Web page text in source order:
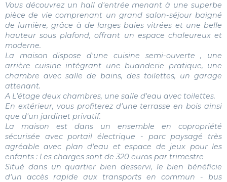
Vous découvrez un hall d'entrée menant à une superbe
pièce de vie comprenant un grand salon-séjour baigné
de lumière, grâce à de larges baies vitrées et une belle
hauteur sous plafond, offrant un espace chaleureux et
moderne.
La maison dispose d'une cuisine semi-ouverte , une
arrière cuisine intégrant une buanderie pratique, une
chambre avec salle de bains, des toilettes, un garage
attenant.
A L'étage deux chambres, une salle d'eau avec toilettes.
En extérieur, vous profiterez d'une terrasse en bois ainsi
que d'un jardinet privatif.
La maison est dans un ensemble en copropriété
sécurisée avec portail électrique - parc paysagé très
agréable avec plan d'eau et espace de jeux pour les
enfants : Les charges sont de 320 euros par trimestre
Situé dans un quartier bien desservi, le bien bénéficie
d'un accès rapide aux transports en commun - bus